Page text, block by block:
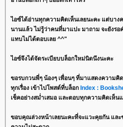
ไอซ์ได้อ่านทุกความคิดเห็นเลยนะคะ แต่บาง
นานแล้ว ไม่รู้ว่าคนที่มาแปะ มาถาม จะยังร
ทบไม่ได้ตอบเลย ^^"
ไอซ์จึงได้จัดระเบียบบล็อกใหม่นิดนึงนะคะ
ขอรบกวนพี่ๆ น้องๆ เพื่อนๆ ที่มาแสดงความคิ
ทุกเรื่อง เข้าไปโพสต์ที่บล็อก Index :
เช็คอย่างสม่ำเสมอ และตอบทุกความคิดเห็น
ขอบคุณล่วงหน้าเลยนะคะที่จะแวะคุยกัน แล